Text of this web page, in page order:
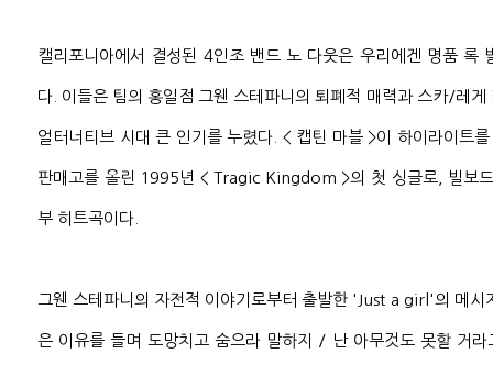
캘리포니아에서 결성된 4인조 밴드 노 다웃은 우리에겐 명품
다. 이들은 팀의 홍일점 그웬 스테파니의 퇴폐적 매력과 스카/레
얼터너티브 시대 큰 인기를 누렸다. < 캡틴 마블 >이 하이라이트
판매고를 올린 1995년 < Tragic Kingdom >의 첫 싱글로, 빌보
부 히트곡이다.
그웬 스테파니의 자전적 이야기로부터 출발한 'Just a girl'의 메시
은 이유를 들며 도망치고 숨으라 말하지 / 난 아무것도 못할 거